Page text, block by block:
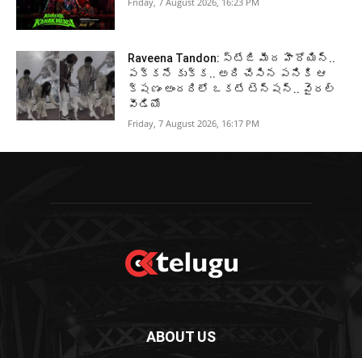
Raveena Tandon: స్టేజి మీద హీరోయిన్..
పక్కనే కుక్క.. అది చేసిన పనికి ఆ
క్షణం అందరిలో ఒకటే టెన్షన్.. వైరల్
వీడియో
Friday, 7 August 2026, 16:17 PM
ABOUT US